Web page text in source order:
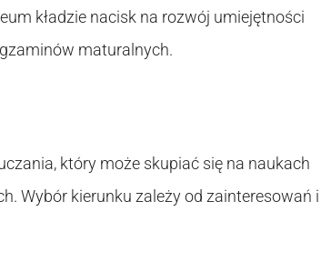
kładzie nacisk na rozwój umiejętności
maturalnych.
który może skupiać się na naukach
Wybór kierunku zależy od zainteresowań i